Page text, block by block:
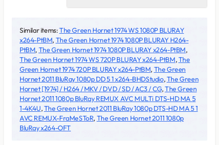
Similar items:The Green Hornet 1974 WS 1080P BLURAY
x264-PtBM, The Green Hornet 1974 1080P BLURAY H264-
PtBM, The Green Hornet 1974 1080P BLURAY x264-PtBM,
The Green Hornet 1974 WS 720P BLURAY x264-PtBM,The
Green Hornet 1974 720P BLURAY x264-PtBM, The Green
Hornet 2011 BluRay 1080p DD 5 1 x264-BHDStudio,The Green
Hornet [1974] / H264 / MKV / DVD / SD / AC3 / CG,The Green
Hornet 2011 1080p BluRay REMUX AVC MULTi DTS-HD MA 5
1-4K4U,The Green Hornet 2011 BluRay 1080p DTS-HD MA 5 1
AVC REMUX-FraMeSToR, The Green Hornet 2011 1080p
BluRay x264-OFT